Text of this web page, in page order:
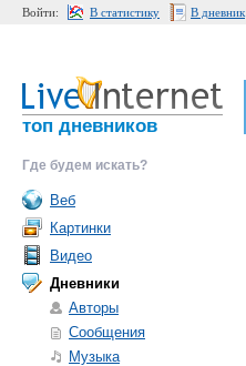
Войти: В статистику В дневник
топ дневников
Где будем искать?
Веб
Картинки
Видео
Дневники
Авторы
Сообщения
Музыка